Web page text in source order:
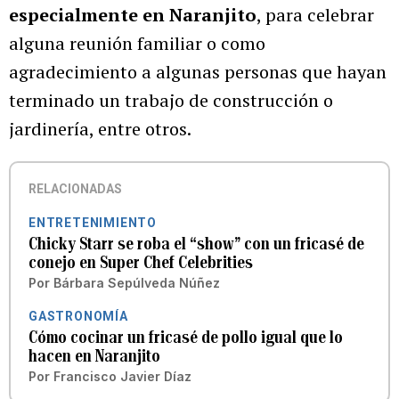
especialmente en Naranjito, para celebrar
alguna reunión familiar o como
agradecimiento a algunas personas que hayan
terminado un trabajo de construcción o
jardinería, entre otros.
RELACIONADAS
ENTRETENIMIENTO
Chicky Starr se roba el “show” con un fricasé de
conejo en Super Chef Celebrities
Por Bárbara Sepúlveda Núñez
GASTRONOMÍA
Cómo cocinar un fricasé de pollo igual que lo
hacen en Naranjito
Por Francisco Javier Díaz